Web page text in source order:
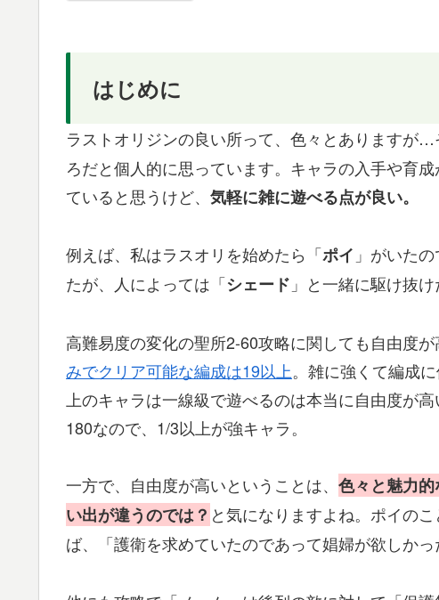
はじめに
ラストオリジンの良い所って、色々とありますが
ろだと個人的に思っています。キャラの入手や育
ていると思うけど、 気軽に雑に遊べる点が良い。
例えば、私はラスオリを始めたら「ポイ 」がいた
たが、人によっては「シェード 」と一緒に駆け抜
高難易度の変化の聖所2-60攻略に関しても自由度
みでクリア可能な編成は19以上。雑に強くて編成
上のキャラは一線級で遊べるのは本当に自由度が
180なので、1/3以上が強キャラ。
一方で、自由度が高いということは、 色々と魅力
い出が違うのでは？ と気になりますよね。ポイの
ば、「護衛を求めていたのであって娼婦が欲しかっ